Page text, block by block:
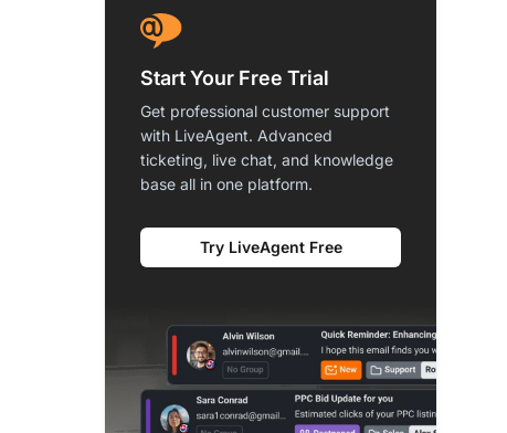
Start Your Free Trial
Get professional customer support
with LiveAgent. Advanced
ticketing, live chat, and knowledge
base all in one platform.
Try LiveAgent Free